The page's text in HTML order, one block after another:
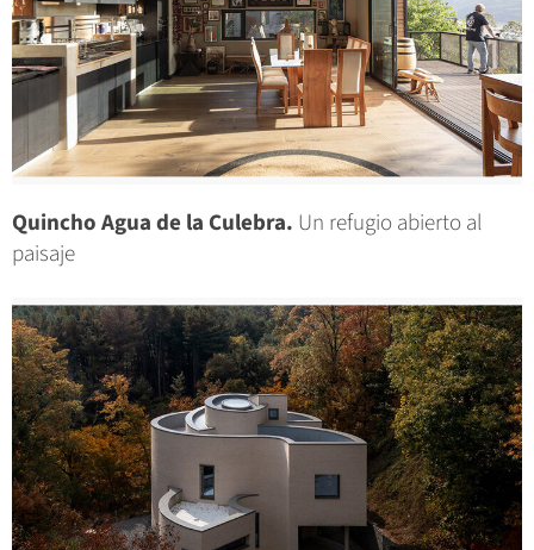
Quincho Agua de la Culebra. Un refugio abierto al
paisaje